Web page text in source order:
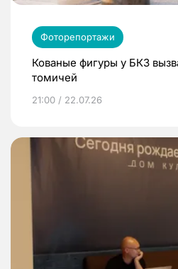
Фоторепортажи
Кованые фигуры у БКЗ
томичей
21:00 / 22.07.26